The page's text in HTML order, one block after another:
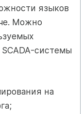
языков
Можно
системы
на